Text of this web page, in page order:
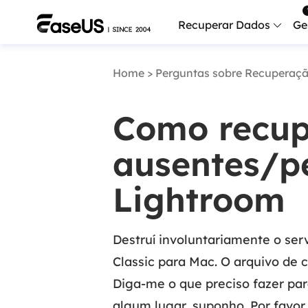
Recuperar Dados
Mais
Home > Perguntas sobre
Como
ausentes/
Lightroom
Destruí involuntariamente o
Classic para Mac. O arquivo
Diga-me o que preciso fazer